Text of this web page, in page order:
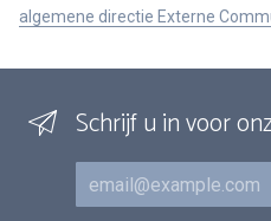
algemene directie Externe
Schrijf u in voor
E-mail